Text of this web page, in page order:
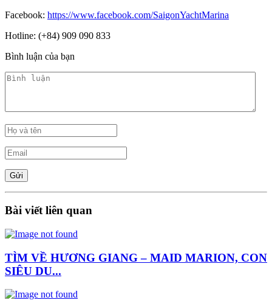
Facebook: https://www.facebook.com/SaigonYachtMarina
Hotline: (+84) 909 090 833
Bình luận của bạn
Bài viết liên quan
TÌM VỀ HƯƠNG GIANG – MAID MARION, CON
SIÊU DU...